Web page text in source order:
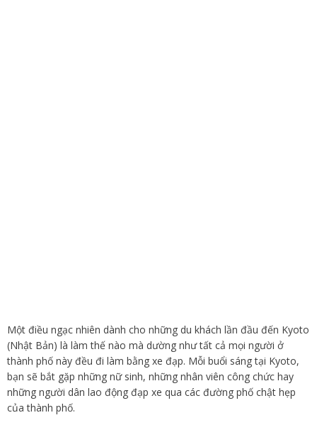
Một điều ngạc nhiên dành cho những du khách lần đầu đến Kyoto
(Nhật Bản) là làm thế nào mà dường như tất cả mọi người ở
thành phố này đều đi làm bằng xe đạp. Mỗi buổi sáng tại Kyoto,
bạn sẽ bắt gặp những nữ sinh, những nhân viên công chức hay
những người dân lao động đạp xe qua các đường phố chật hẹp
của thành phố.